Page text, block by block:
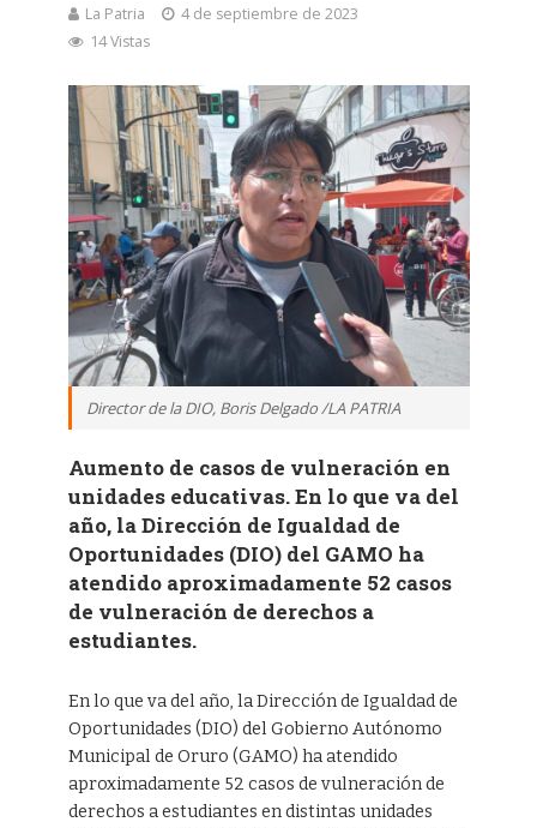
La Patria
4 de septiembre de 2023
14 Vistas
Director de la DIO, Boris Delgado /LA PATRIA
Aumento de casos de vulneración en
unidades educativas. En lo que va del
año, la Dirección de Igualdad de
Oportunidades (DIO) del GAMO ha
atendido aproximadamente 52 casos
de vulneración de derechos a
estudiantes.
En lo que va del año, la Dirección de Igualdad de
Oportunidades (DIO) del Gobierno Autónomo
Municipal de Oruro (GAMO) ha atendido
aproximadamente 52 casos de vulneración de
derechos a estudiantes en distintas unidades